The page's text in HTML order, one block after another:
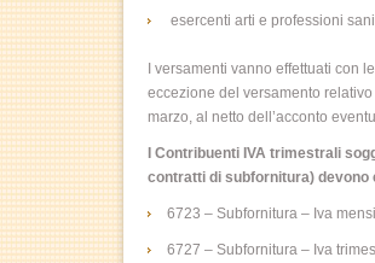
esercenti arti e professioni
I versamenti vanno effettuati con
eccezione del versamento
marzo, al netto dell’acconto
I Contribuenti IVA trimestrali
contratti di subfornitura)
6723 – Subfornitura – Iva
6727 – Subfornitura – Iva